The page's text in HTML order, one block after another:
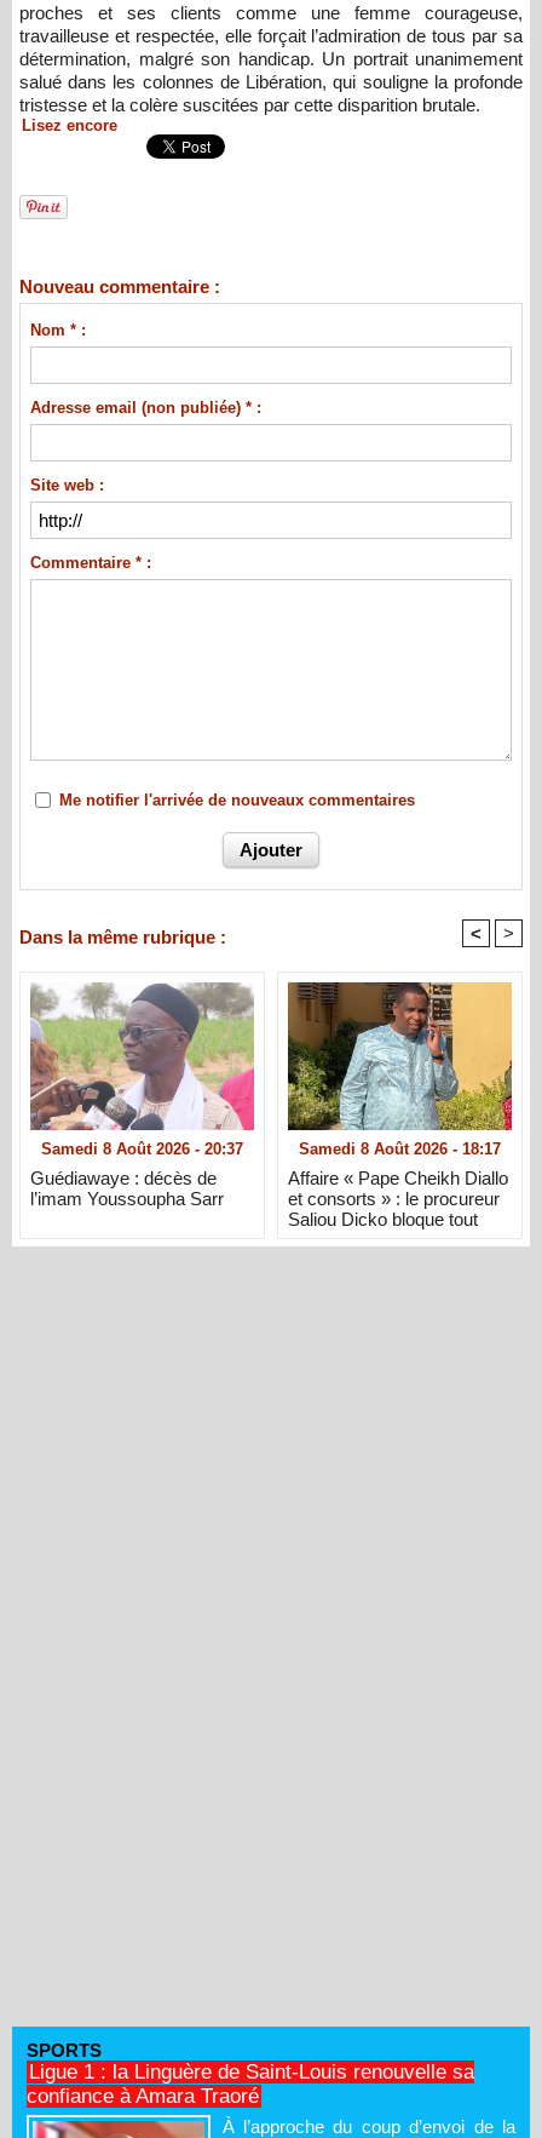
proches et ses clients comme une femme courageuse,
travailleuse et respectée, elle forçait l’admiration de tous par sa
détermination, malgré son handicap. Un portrait unanimement
salué dans les colonnes de Libération, qui souligne la profonde
tristesse et la colère suscitées par cette disparition brutale.
Lisez encore
Nouveau commentaire :
Nom * :
Adresse email (non publiée) * :
Site web :
Commentaire * :
Me notifier l'arrivée de nouveaux commentaires
Dans la même rubrique : < >
Samedi 8 Août 2026 - 20:37
Guédiawaye : décès de
l’imam Youssoupha Sarr
Samedi 8 Août 2026 - 18:17
Affaire « Pape Cheikh Diallo
et consorts » : le procureur
Saliou Dicko bloque tout
SPORTS
Ligue 1 : la Linguère de Saint-Louis renouvelle sa
confiance à Amara Traoré
À l’approche du coup d’envoi de la